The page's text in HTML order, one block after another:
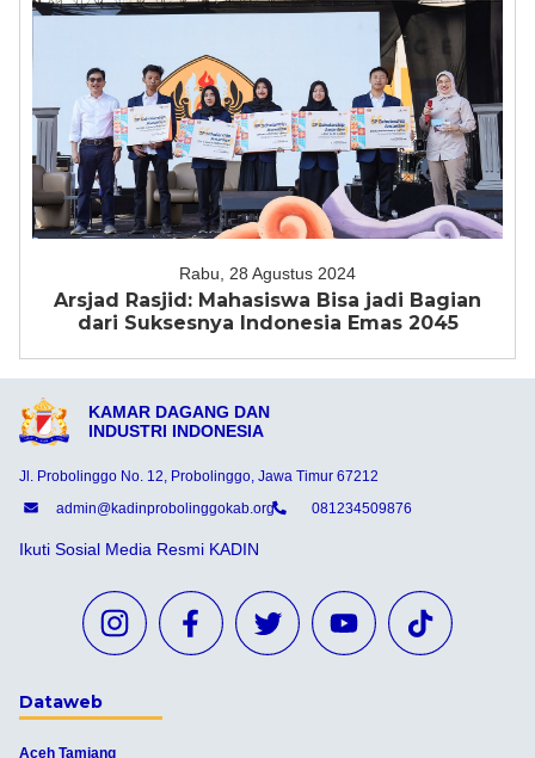
Rabu, 28 Agustus 2024
Arsjad Rasjid: Mahasiswa Bisa jadi Bagian
dari Suksesnya Indonesia Emas 2045
KAMAR DAGANG DAN
INDUSTRI INDONESIA
Jl. Probolinggo No. 12, Probolinggo, Jawa Timur 67212
admin@kadinprobolinggokab.org
081234509876
Ikuti Sosial Media Resmi KADIN
Dataweb
Aceh Tamiang